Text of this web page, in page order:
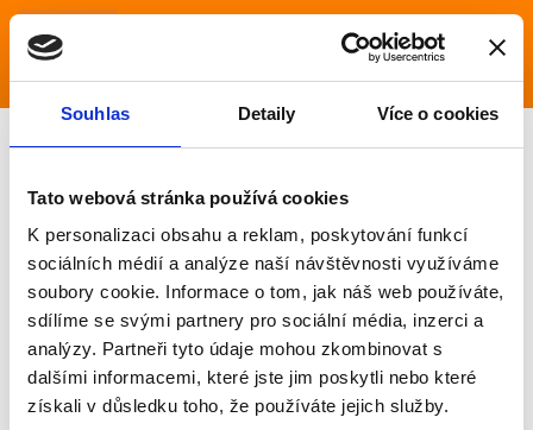
Souhlas Detaily Více o cookies
Tato webová stránka používá cookies
K personalizaci obsahu a reklam, poskytování funkcí
sociálních médií a analýze naší návštěvnosti využíváme
soubory cookie. Informace o tom, jak náš web používáte,
sdílíme se svými partnery pro sociální média, inzerci a
analýzy. Partneři tyto údaje mohou zkombinovat s
dalšími informacemi, které jste jim poskytli nebo které
získali v důsledku toho, že používáte jejich služby.
Přechodové lišty